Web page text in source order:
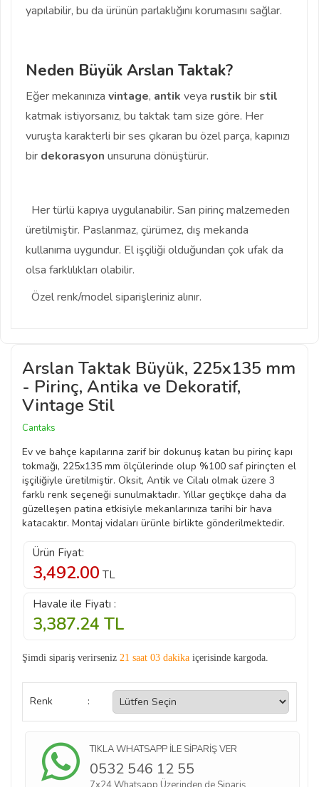
yapılabilir, bu da ürünün parlaklığını korumasını sağlar.
Neden Büyük Arslan Taktak?
Eğer mekanınıza vintage, antik veya rustik bir stil
katmak istiyorsanız, bu taktak tam size göre. Her
vuruşta karakterli bir ses çıkaran bu özel parça, kapınızı
bir dekorasyon unsuruna dönüştürür.
Her türlü kapıya uygulanabilir. Sarı pirinç malzemeden
üretilmiştir. Paslanmaz, çürümez, dış mekanda
kullanıma uygundur. El işçiliği olduğundan çok ufak da
olsa farklılıkları olabilir.
Özel renk/model siparişleriniz alınır.
Arslan Taktak Büyük, 225x135 mm
- Pirinç, Antika ve Dekoratif,
Vintage Stil
Cantaks
Ev ve bahçe kapılarına zarif bir dokunuş katan bu pirinç kapı
tokmağı, 225x135 mm ölçülerinde olup %100 saf pirinçten el
işçiliğiyle üretilmiştir. Oksit, Antik ve Cilalı olmak üzere 3
farklı renk seçeneği sunulmaktadır. Yıllar geçtikçe daha da
güzelleşen patina etkisiyle mekanlarınıza tarihi bir hava
katacaktır. Montaj vidaları ürünle birlikte gönderilmektedir.
Ürün Fiyat:
3,492.00 TL
Havale ile Fiyatı :
3,387.24 TL
Şimdi sipariş verirseniz 21 saat 03 dakika içerisinde kargoda.
Renk :
TIKLA WHATSAPP İLE SİPARİŞ VER
0532 546 12 55